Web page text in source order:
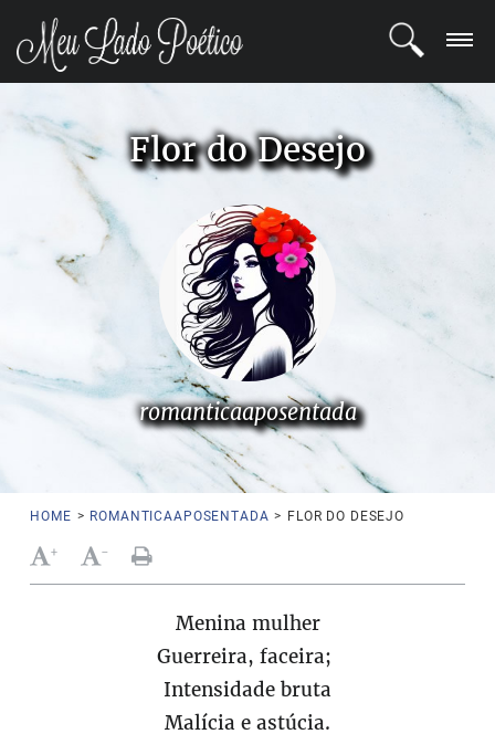
REGISTRO
BLOG
COMUNIDADE
Flor do Desejo
romanticaaposentada
HOME > ROMANTICAAPOSENTADA > FLOR DO DESEJO
+ -
Menina mulher
Guerreira, faceira;
Intensidade bruta
Malícia e astúcia.